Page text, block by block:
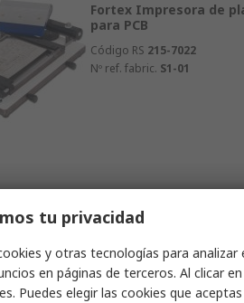
Fortex Impresora de
para PCB
Código RS 215-7022
Nº ref. fabric. S1-01
preparación de PCB
Código RS193-2025
Nº ref. fabric.PA310
tu privacidad
y otras tecnologías para
en páginas de terceros. Al clicar
Puedes elegir las cookies que